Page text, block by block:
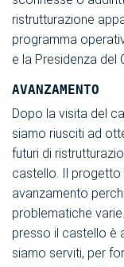
ristrutturazione
programma
e la Presidenza del
AVANZAMENTO
Dopo la visita del
siamo riusciti ad
futuri di
castello. Il progetto
avanzamento
problematiche
presso il castello è
siamo serviti, per